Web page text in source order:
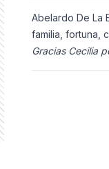
Abelardo De La
familia, fortuna,
presidencial